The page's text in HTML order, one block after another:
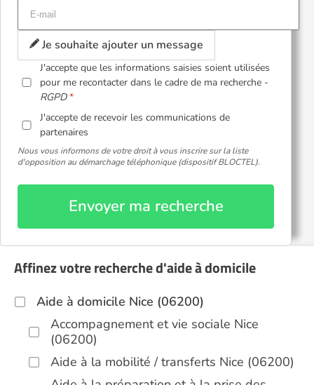
Je souhaite ajouter un message
J'accepte que les informations saisies soient utilisées
pour me recontacter dans le cadre de ma recherche -
RGPD
J'accepte de recevoir les communications de
partenaires
Nous vous informons de votre droit à vous inscrire sur la liste
d'opposition au démarchage téléphonique (dispositif BLOCTEL).
Envoyer ma recherche
Affinez votre recherche d'aide à domicile
Aide à domicile Nice (06200)
Accompagnement et vie sociale Nice
(06200)
Aide à la mobilité / transferts Nice (06200)